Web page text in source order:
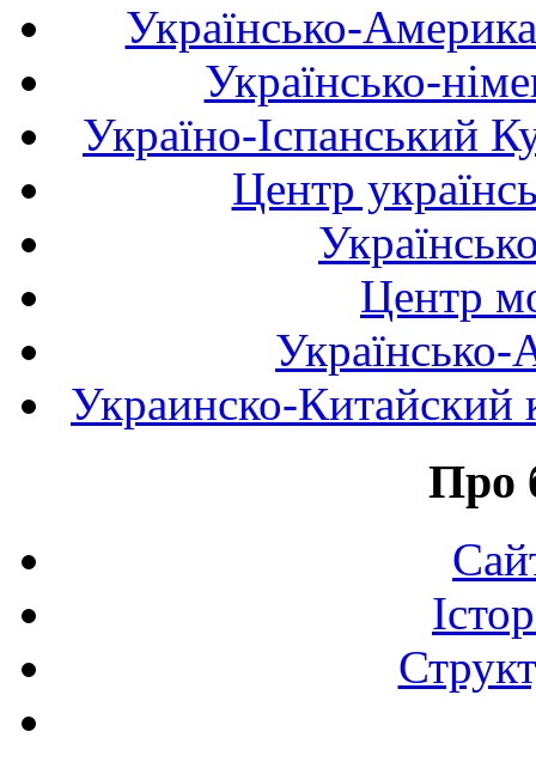
Українсько-
Українсько-
Україно-Іспанський
Центр
Центр
Українсько-
Украинско-Китайский
Про